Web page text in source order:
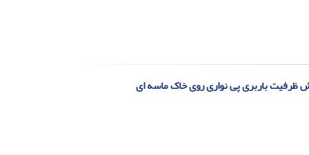
ظرفیت باربری پی نواری روی خاک ماسه ای